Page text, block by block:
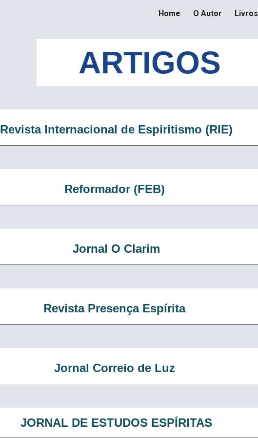
Skip to navigation
Home O Autor Livros
ARTIGOS
Revista Internacional de Espiritismo (RIE)
Reformador (FEB)
Jornal O Clarim
Revista Presença Espírita
Jornal Correio de Luz
JORNAL DE ESTUDOS ESPÍRITAS